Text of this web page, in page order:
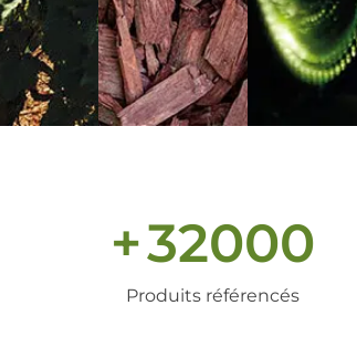
+32000
Produits référencés